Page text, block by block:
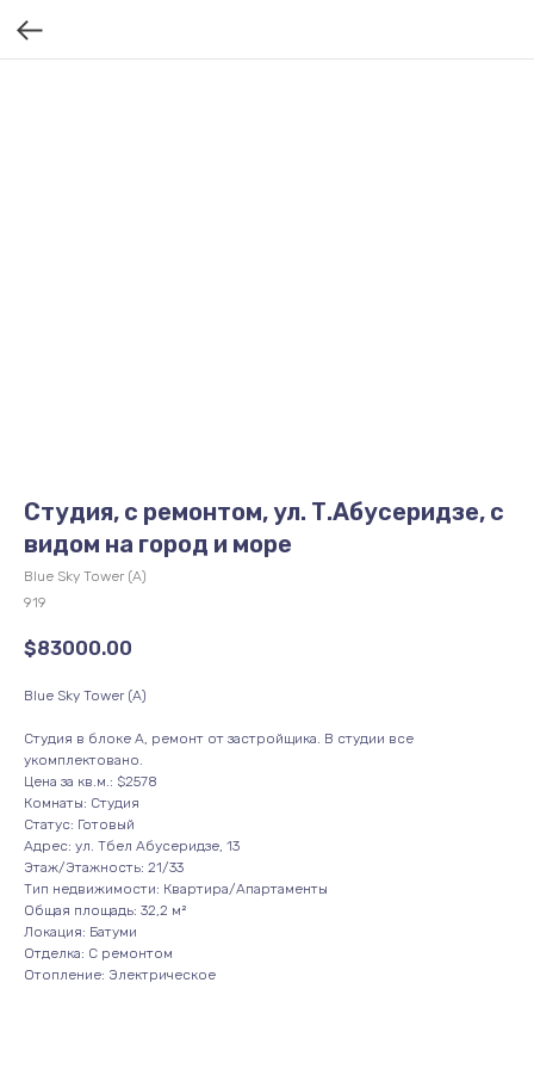
Студия, с ремонтом, ул. Т.Абусеридзе, с
видом на город и море
Blue Sky Tower (А)
919
$83000.00
Blue Sky Tower (А)
Студия в блоке А, ремонт от застройщика. В студии все
укомплектовано.
Цена за кв.м.: $2578
Комнаты: Студия
Статус: Готовый
Адрес: ул. Тбел Абусеридзе, 13
Этаж/Этажность: 21/33
Тип недвижимости: Квартира/Апартаменты
Общая площадь: 32,2 м²
Локация: Батуми
Отделка: С ремонтом
Отопление: Электрическое